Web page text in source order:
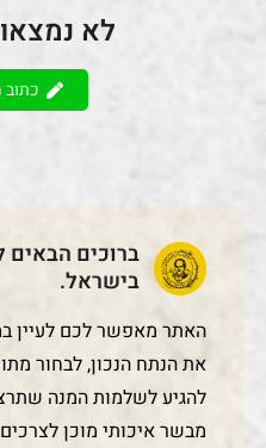
לא
כתוב
ברוכים
בישראל.
האתר מאפשר לכם לעיין
את הנתח הנכון, לבחור
להגיע לשלמות המנה
מבשר איכותי מוכן